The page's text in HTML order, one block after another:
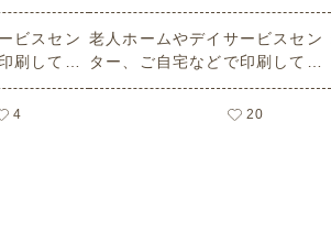
材)
ビスセン
刷してお
高齢者向
「10月
4
級/塗り絵の介護レク素
材)
老人ホームやデイサービスセン
ター、ご自宅などで印刷してお
使いいただける無料の高齢者向
け介護レク素材（塗り絵・中
20